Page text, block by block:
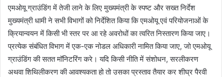
एमओयू ग्राउंडिंग में तेजी लाने के लिए मुख्यमंत्री के स्पष्ट और सख्त निर्देश
मुख्यमंत्री धामी ने सभी विभागों को निर्देशित किया कि एमओयू एवं परियोजनाओं के
क्रियान्वयन में किसी भी स्तर पर आ रहे अवरोधों का त्वरित निस्तारण किया जाए।
प्रत्येक संबंधित विभाग में एक-एक नोडल अधिकारी नामित किया जाए, जो एमओयू
ग्राउंडिंग की सतत मॉनिटरिंग करे। यदि किसी नीति में संशोधन, सरलीकरण
अथवा शिथिलीकरण की आवश्यकता हो तो उसका प्रस्ताव तैयार कर शीघ्र पैरवी